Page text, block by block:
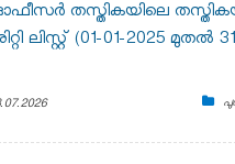
തസ്തികയിലെ
ലിസ്റ്റ് (01-01-2025 മുതൽ